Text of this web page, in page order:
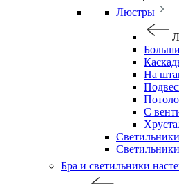
Люстры
На
С
Бра и светильники